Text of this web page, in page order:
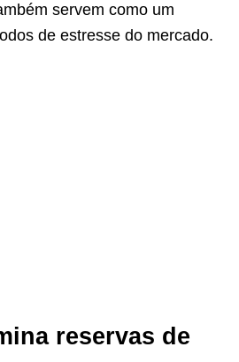
servem como um
de estresse do mercado.
reservas de